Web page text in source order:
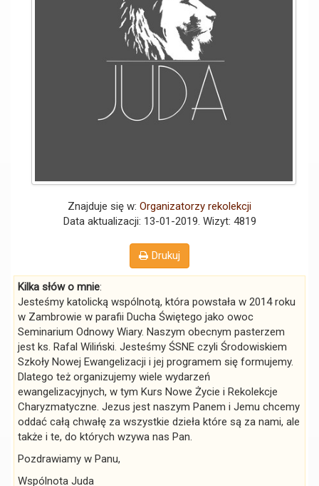
Znajduje się w: Organizatorzy rekolekcji
Data aktualizacji: 13-01-2019. Wizyt: 4819
Drukuj
Kilka słów o mnie:
Jesteśmy katolicką wspólnotą, która powstała w 2014 roku
w Zambrowie w parafii Ducha Świętego jako owoc
Seminarium Odnowy Wiary. Naszym obecnym pasterzem
jest ks. Rafal Wiliński. Jesteśmy ŚSNE czyli Środowiskiem
Szkoły Nowej Ewangelizacji i jej programem się formujemy.
Dlatego też organizujemy wiele wydarzeń
ewangelizacyjnych, w tym Kurs Nowe Życie i Rekolekcje
Charyzmatyczne. Jezus jest naszym Panem i Jemu chcemy
oddać całą chwałę za wszystkie dzieła które są za nami, ale
także i te, do których wzywa nas Pan.
Pozdrawiamy w Panu,
Wspólnota Juda